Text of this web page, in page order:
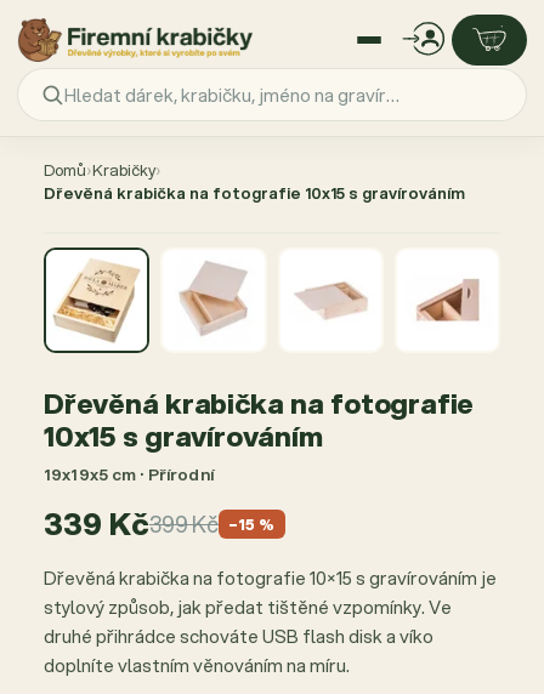
obsah
Domů›Krabičky›
Dřevěná krabička na fotografie 10x15 s gravírováním
AKCE −15 %
Dřevěná krabička na fotografie
10x15 s gravírováním
19x19x5 cm · Přírodní
339 Kč399 Kč −15 %
Dřevěná krabička na fotografie 10×15 s gravírováním je
stylový způsob, jak předat tištěné vzpomínky. Ve
druhé přihrádce schováte USB flash disk a víko
doplníte vlastním věnováním na míru.